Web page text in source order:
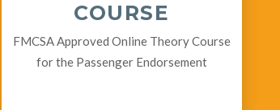
COURSE
FMCSA Approved Online Theory Course
for the Passenger Endorsement